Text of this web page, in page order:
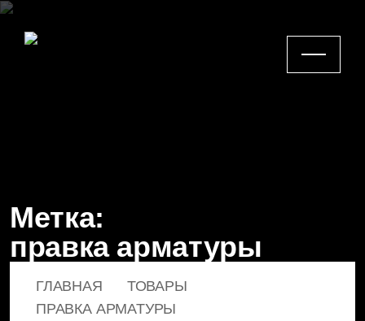
Метка:
правка арматуры
ГЛАВНАЯ
ТОВАРЫ
ПРАВКА АРМАТУРЫ